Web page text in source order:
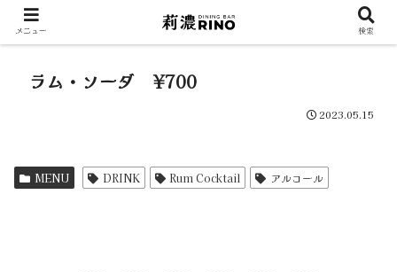
所沢盃横丁 ダイニングバー莉濃-RINO- 生ビールと極上中華、癒しの場所。
ラム・ソーダ ¥700
2023.05.15
MENU DRINK Rum Cocktail アルコール
メニュー 検索